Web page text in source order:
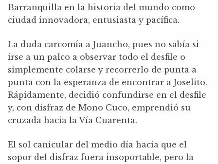
Barranquilla en la historia del mundo como
ciudad innovadora, entusiasta y pacífica.
La duda carcomía a Juancho, pues no sabía si
irse a un palco a observar todo el desfile o
simplemente colarse y recorrerlo de punta a
punta con la esperanza de encontrar a Joselito.
Rápidamente, decidió confundirse en el desfile
y, con disfraz de Mono Cuco, emprendió su
cruzada hacia la Vía Cuarenta.
El sol canicular del medio día hacía que el
sopor del disfraz fuera insoportable, pero la